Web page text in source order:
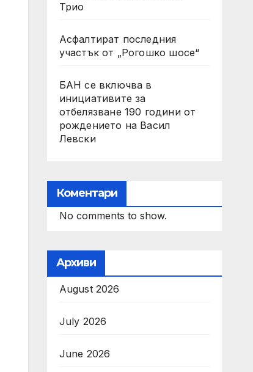
Трио
Асфалтират последния
участък от „Рогошко шосе“
БАН се включва в
инициативите за
отбелязване 190 години от
рождението на Васил
Левски
Коментари
No comments to show.
Архиви
August 2026
July 2026
June 2026